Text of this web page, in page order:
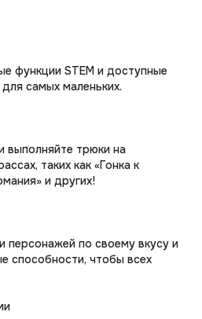
функции STEM и доступные
самых маленьких.
выполняйте трюки на
таких как «Гонка к
и других!
персонажей по своему вкусу и
способности, чтобы всех